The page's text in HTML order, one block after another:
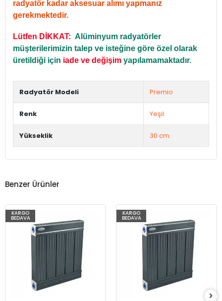
radyatör kadar aksesuar alımı yapmanız
gerekmektedir.
Lütfen DİKKAT: Alüminyum radyatörler
müşterilerimizin talep ve isteğine göre özel olarak
üretildiği için iade ve değişim yapılamamaktadır.
Radyatör Modeli Premio
Renk Yeşil
Yükseklik 30 cm.
Benzer Ürünler
KARGO
BEDAVA
KARGO
BEDAVA